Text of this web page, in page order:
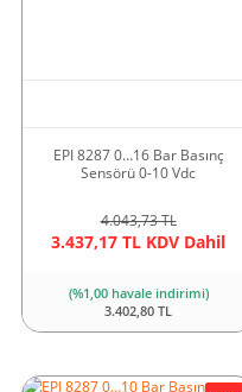
EPI 8287 0…16 Bar Basınç
Sensörü 0-10 Vdc
4.043,73 TL
3.437,17 TL KDV Dahil
(%1,00 havale indirimi)
3.402,80 TL